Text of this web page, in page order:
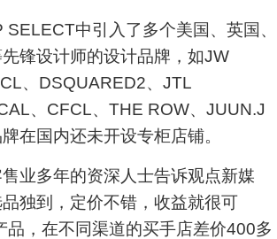
中引入了多个美国、英国、
锋设计师的设计品牌，如JW
、DSQUARED2、JTL
、CFCL、THE ROW、JUUN.J
在国内还未开设专柜店铺。
多年的资深人士告诉观点新媒
独到，定价不错，收益就很可
品，在不同渠道的买手店差价400多